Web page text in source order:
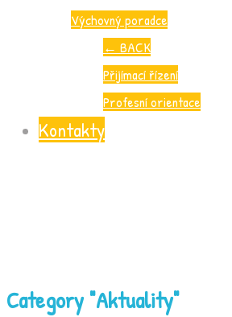
Výchovný poradce
← BACK
Přijímací řízení
Profesní orientace
Kontakty
Category "Aktuality"